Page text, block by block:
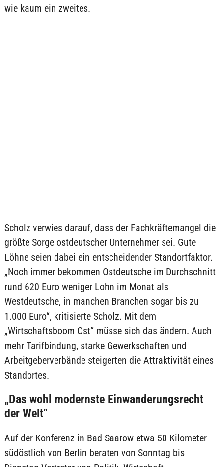
wie kaum ein zweites.
Scholz verwies darauf, dass der Fachkräftemangel die
größte Sorge ostdeutscher Unternehmer sei. Gute
Löhne seien dabei ein entscheidender Standortfaktor.
„Noch immer bekommen Ostdeutsche im Durchschnitt
rund 620 Euro weniger Lohn im Monat als
Westdeutsche, in manchen Branchen sogar bis zu
1.000 Euro“, kritisierte Scholz. Mit dem
„Wirtschaftsboom Ost“ müsse sich das ändern. Auch
mehr Tarifbindung, starke Gewerkschaften und
Arbeitgeberverbände steigerten die Attraktivität eines
Standortes.
„Das wohl modernste Einwanderungsrecht
der Welt“
Auf der Konferenz in Bad Saarow etwa 50 Kilometer
südöstlich von Berlin beraten von Sonntag bis